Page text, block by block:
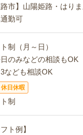
路市】山陽姫路・はり
勤可
制（月～日）
のみなどの相談もOK
なども相談OK
休日休暇
制
フト例】